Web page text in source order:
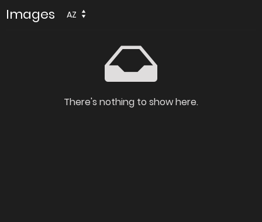
Images AZ
There's nothing to show here.